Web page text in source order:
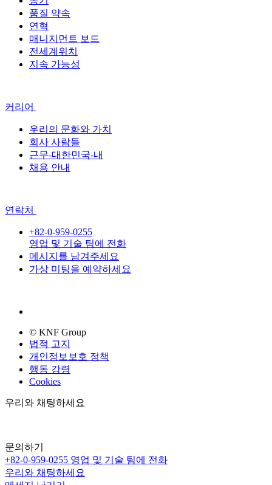
품질 약속
연혁
매니지먼트 보드
전세계위치
지속 가능성
커리어
우리의 문화와 가치
회사 사람들
근무-대한민국-내
채용 안내
연락처
+82-0-959-0255
영업 및 기술 팀에 전화
메시지를 남겨주세요
가상 미팅을 예약하세요
© KNF Group
법적 고지
개인정보보호 정책
행동 강령
Cookies
우리와 채팅하세요
문의하기
+82-0-959-0255 영업 및 기술 팀에 전화
우리와 채팅하세요